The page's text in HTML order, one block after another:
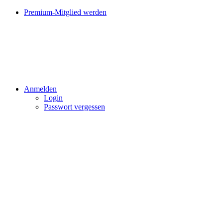
Premium-Mitglied werden
Anmelden
Login
Passwort vergessen